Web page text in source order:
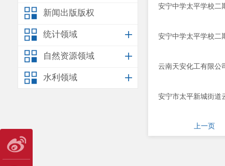
新闻出版版权
统计领域
自然资源领域
水利领域
安宁中学太平学校二
安宁中学太平学校二
云南天安化工有限公
安宁市太平新城街道
上一页